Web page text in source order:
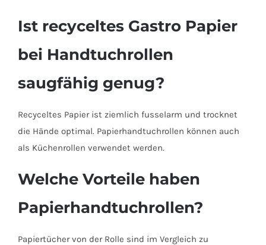
Ist recyceltes Gastro Papier
bei Handtuchrollen
saugfähig genug?
Recyceltes Papier ist ziemlich fusselarm und trocknet
die Hände optimal. Papierhandtuchrollen können auch
als Küchenrollen verwendet werden.
Welche Vorteile haben
Papierhandtuchrollen?
Papiertücher von der Rolle sind im Vergleich zu